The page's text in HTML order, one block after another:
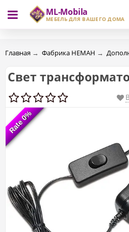
ML-Mobila
МЕБЕЛЬ ДЛЯ ВАШЕГО ДОМА
RU RO
Главная → Фабрика НЕМАН →
Свет
Rate 0%
Rate 0%